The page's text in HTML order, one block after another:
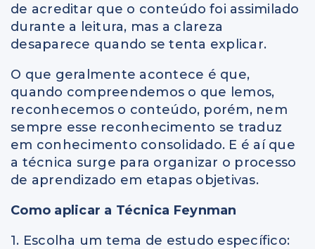
de acreditar que o conteúdo foi assimilado
durante a leitura, mas a clareza
desaparece quando se tenta explicar.
O que geralmente acontece é que,
quando compreendemos o que lemos,
reconhecemos o conteúdo, porém, nem
sempre esse reconhecimento se traduz
em conhecimento consolidado. E é aí que
a técnica surge para organizar o processo
de aprendizado em etapas objetivas.
Como aplicar a Técnica Feynman
1. Escolha um tema de estudo específico: